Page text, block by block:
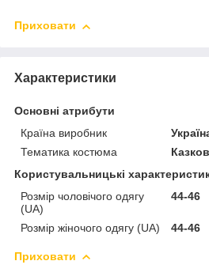
Приховати
Характеристики
Основні атрибути
Країна виробник
Тематика костюма
Користувальницькі
Розмір чоловічого одягу
(UA)
44-46
Розмір жіночого одягу (UA) 44-46
Приховати